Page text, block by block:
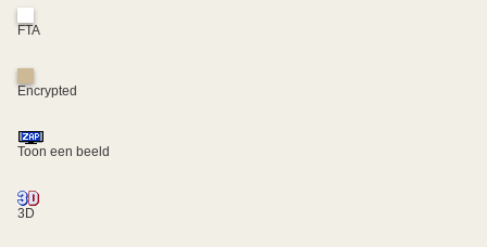
FTA
Encrypted
Toon een beeld
3D